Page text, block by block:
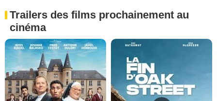
Trailers des films prochainement au
cinéma